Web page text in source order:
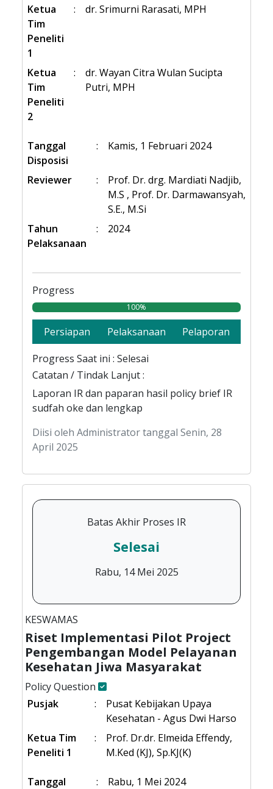
Ketua
Tim
Peneliti
1
: dr. Srimurni Rarasati, MPH
Ketua
Tim
Peneliti
2
:
dr. Wayan Citra Wulan Sucipta
Putri, MPH
Tanggal
Disposisi
: Kamis, 1 Februari 2024
Reviewer :
Prof. Dr. drg. Mardiati Nadjib,
M.S , Prof. Dr. Darmawansyah,
S.E., M.Si
Tahun
Pelaksanaan
: 2024
Progress
100%
Persiapan Pelaksanaan
Pelaporan
Progress Saat ini : Selesai
Catatan / Tindak Lanjut :
Laporan IR dan paparan hasil policy brief IR
sudfah oke dan lengkap
Diisi oleh Administrator tanggal Senin, 28
April 2025
Batas Akhir Proses IR
Selesai
Rabu, 14 Mei 2025
KESWAMAS
Riset Implementasi Pilot Project
Pengembangan Model Pelayanan
Kesehatan Jiwa Masyarakat
Policy Question
Pusjak
:
Pusat Kebijakan Upaya
Kesehatan - Agus Dwi Harso
Ketua Tim
Peneliti 1
:
Prof. Dr.dr. Elmeida Effendy,
M.Ked (KJ), Sp.KJ(K)
Tanggal
: Rabu, 1 Mei 2024